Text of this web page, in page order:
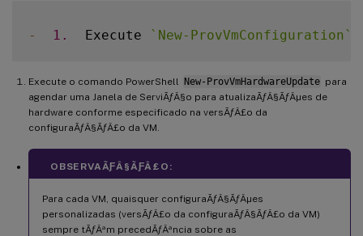
- 1.
  Execute
` New-ProvVmConfiguration`
Execute o comando PowerShell New-ProvVmHardwareUpdate para
agendar uma Janela de ServiÃƒÂ§o para atualizaÃƒÂ§ÃƒÂµes de
hardware conforme especificado na versÃƒÂ£o da
configuraÃƒÂ§ÃƒÂ£o da VM.
OBSERVAÃƑÂ§ÃƑÂ£O:
Para cada VM, quaisquer configuraÃƒÂ§ÃƒÂµes
personalizadas (versÃƒÂ£o da configuraÃƒÂ§ÃƒÂ£o da VM)
sempre tÃƒÂªm precedÃƒÂªncia sobre as